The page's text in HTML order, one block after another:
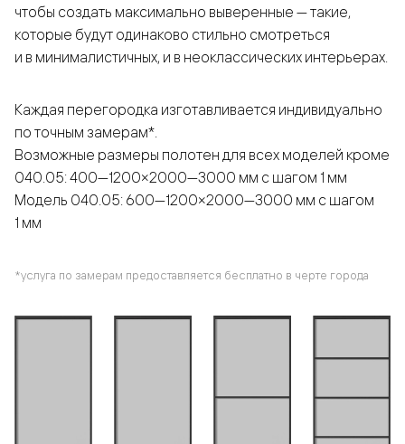
чтобы создать максимально выверенные — такие,
которые будут одинаково стильно смотреться
и в минималистичных, и в неоклассических интерьерах.
Каждая перегородка изготавливается индивидуально
по точным замерам*.
Возможные размеры полотен для всех моделей кроме
040.05: 400—1200×2000—3000 мм с шагом 1 мм
Модель 040.05: 600—1200×2000—3000 мм с шагом
1 мм
*услуга по замерам предоставляется бесплатно в черте города